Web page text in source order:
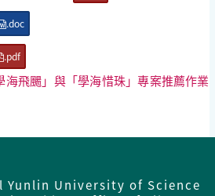
.doc
.pdf
海飛颺」與「學海惜珠」專案推薦作業
Yunlin University of Science